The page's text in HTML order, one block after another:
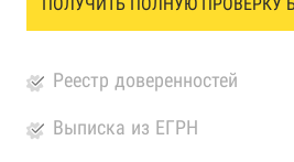
Реестр доверенностей
Выписка из ЕГРН